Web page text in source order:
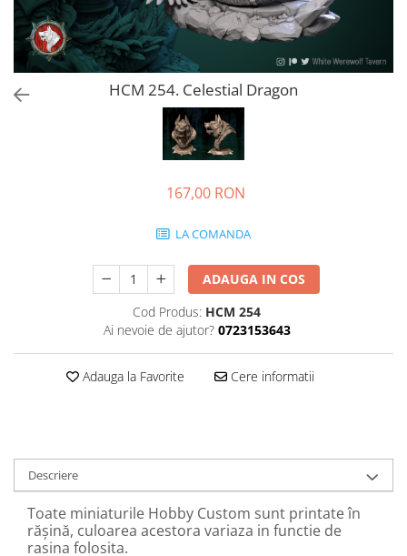
HCM 254. Celestial Dragon
167,00 RON
LA COMANDA
ADAUGA IN COS
Cod Produs: HCM 254
Ai nevoie de ajutor? 0723153643
Adauga la Favorite Cere informatii
Descriere
Toate miniaturile Hobby Custom sunt printate în
rășină, culoarea acestora variaza in functie de
rasina folosita.